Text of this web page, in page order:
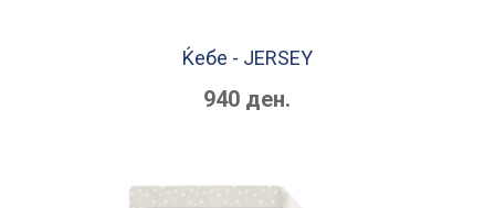
Ќебе - JERSEY
940 ден.